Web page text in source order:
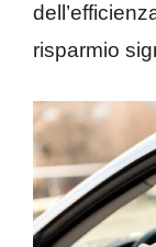
risparmio